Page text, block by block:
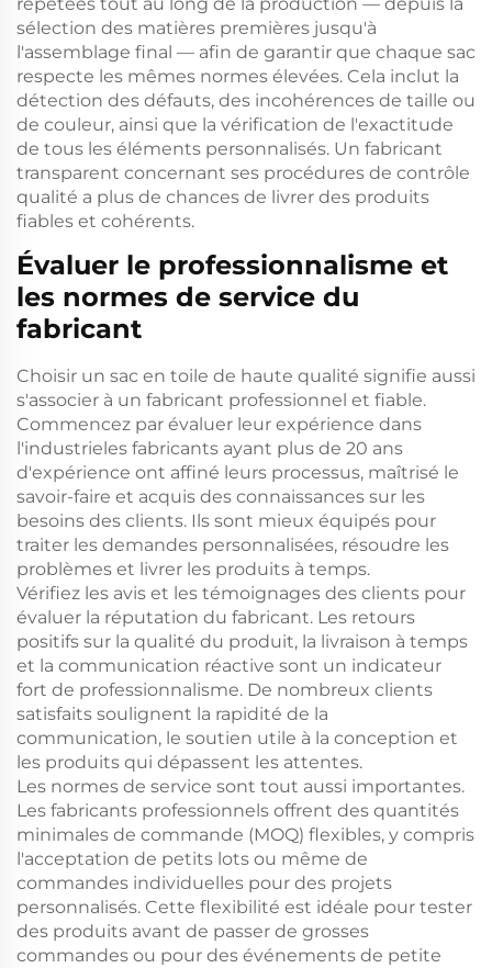
sélection des matières premières jusqu'à
l'assemblage final — afin de garantir que chaque sac
respecte les mêmes normes élevées. Cela inclut la
détection des défauts, des incohérences de taille ou
de couleur, ainsi que la vérification de l'exactitude
de tous les éléments personnalisés. Un fabricant
transparent concernant ses procédures de contrôle
qualité a plus de chances de livrer des produits
fiables et cohérents.
Évaluer le professionnalisme et
les normes de service du
fabricant
Choisir un sac en toile de haute qualité signifie aussi
s'associer à un fabricant professionnel et fiable.
Commencez par évaluer leur expérience dans
l'industrieles fabricants ayant plus de 20 ans
d'expérience ont affiné leurs processus, maîtrisé le
savoir-faire et acquis des connaissances sur les
besoins des clients. Ils sont mieux équipés pour
traiter les demandes personnalisées, résoudre les
problèmes et livrer les produits à temps.
Vérifiez les avis et les témoignages des clients pour
évaluer la réputation du fabricant. Les retours
positifs sur la qualité du produit, la livraison à temps
et la communication réactive sont un indicateur
fort de professionnalisme. De nombreux clients
satisfaits soulignent la rapidité de la
communication, le soutien utile à la conception et
les produits qui dépassent les attentes.
Les normes de service sont tout aussi importantes.
Les fabricants professionnels offrent des quantités
minimales de commande (MOQ) flexibles, y compris
l'acceptation de petits lots ou même de
commandes individuelles pour des projets
personnalisés. Cette flexibilité est idéale pour tester
des produits avant de passer de grosses
commandes ou pour des événements de petite